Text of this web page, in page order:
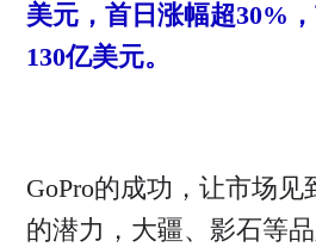
美元，首日涨幅超30%
130亿美元。
GoPro的成功，让市场见
的潜力，大疆、影石等